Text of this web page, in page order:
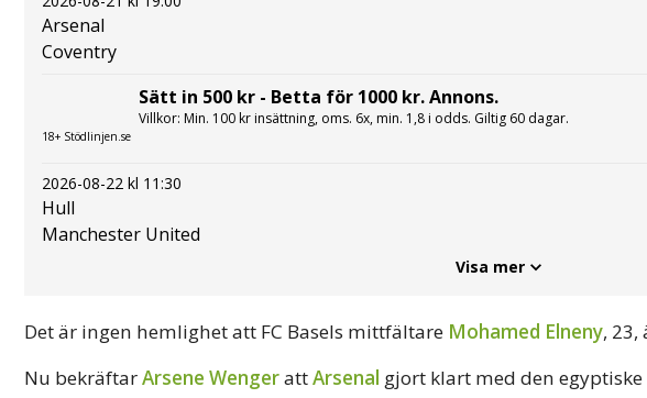
Arsenal
Coventry
18+ Stödlinjen.se
Sätt in 500 kr - Betta för 1000 kr. Annons.
Villkor: Min. 100 kr insättning, oms. 6x, min. 1,8 i odds. Giltig 60 dagar.
2026-08-22 kl 11:30
Hull
Manchester United
Visa mer
Det är ingen hemlighet att FC Basels mittfältare Mohamed Elneny, 23,
Nu bekräftarArsene WengerattArsenal gjort klart med den